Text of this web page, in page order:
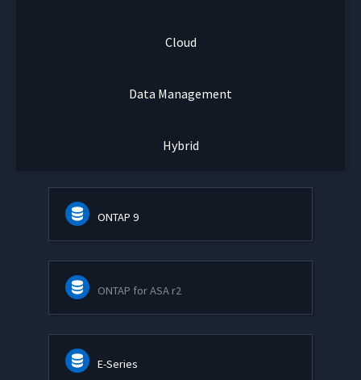
Cloud
Data Management
Hybrid
ONTAP 9
ONTAP for ASA r2
E-Series